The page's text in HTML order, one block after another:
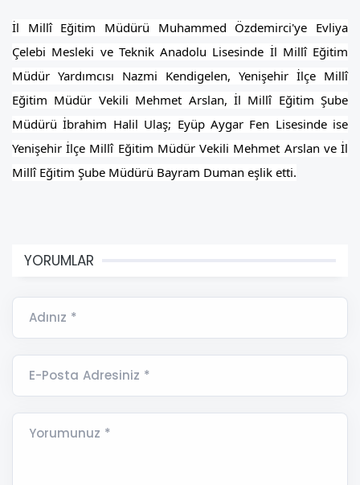
İl Millî Eğitim Müdürü Muhammed Özdemirci'ye Evliya
Çelebi Mesleki ve Teknik Anadolu Lisesinde İl Millî Eğitim
Müdür Yardımcısı Nazmi Kendigelen, Yenişehir İlçe Millî
Eğitim Müdür Vekili Mehmet Arslan, İl Millî Eğitim Şube
Müdürü İbrahim Halil Ulaş; Eyüp Aygar Fen Lisesinde ise
Yenişehir İlçe Millî Eğitim Müdür Vekili Mehmet Arslan ve İl
Millî Eğitim Şube Müdürü Bayram Duman eşlik etti.
YORUMLAR
Adınız *
E-Posta Adresiniz *
Yorumunuz *